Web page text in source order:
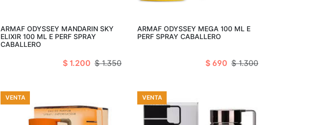
ARMAF ODYSSEY MANDARIN SKY
ELIXIR 100 ML E PERF SPRAY
CABALLERO
$ 1.200 $ 1.350
ARMAF ODYSSEY MEGA 100 ML E
PERF SPRAY CABALLERO
$ 690 $ 1.300
VENTA VENTA